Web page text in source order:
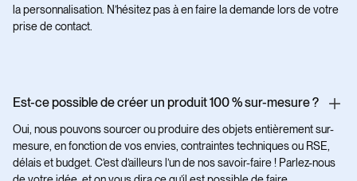
la personnalisation. N’hésitez pas à en faire la demande lors de votre
prise de contact.
Est-ce possible de créer un produit 100 % sur-mesure ?
Oui, nous pouvons sourcer ou produire des objets entièrement sur-
mesure, en fonction de vos envies, contraintes techniques ou RSE,
délais et budget. C’est d’ailleurs l’un de nos savoir-faire ! Parlez-nous